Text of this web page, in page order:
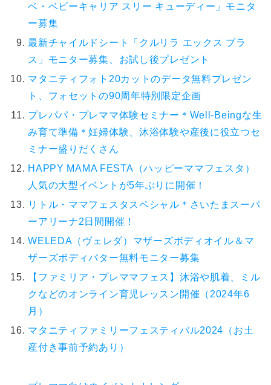
ベ・ベビーキャリア スリー キューディー」モニタ
ー募集
最新チャイルドシート「クルリラ エックス プラ
ス」モニター募集、お試し後プレゼント
マタニティフォト20カットのデータ無料プレゼン
ト、フォセットの90周年特別限定企画
プレパパ・プレママ体験セミナー＊Well-Beingな生
み育て準備＊妊婦体験、沐浴体験や産後に役立つセ
ミナー盛りだくさん
HAPPY MAMA FESTA（ハッピーママフェスタ）
人気の大型イベントが5年ぶりに開催！
リトル・ママフェスタスペシャル＊さいたまスーパ
ーアリーナ2日間開催！
WELEDA（ヴェレダ）マザーズボディオイル＆マ
ザーズボディバター無料モニター募集
【ファミリア・プレママフェス】沐浴や肌着、ミル
クなどのオンライン育児レッスン開催（2024年6
月）
マタニティファミリーフェスティバル2024（お土
産付き事前予約あり）